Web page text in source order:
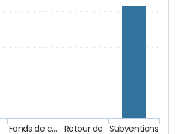
Fonds de c…
Retour de
Subventions